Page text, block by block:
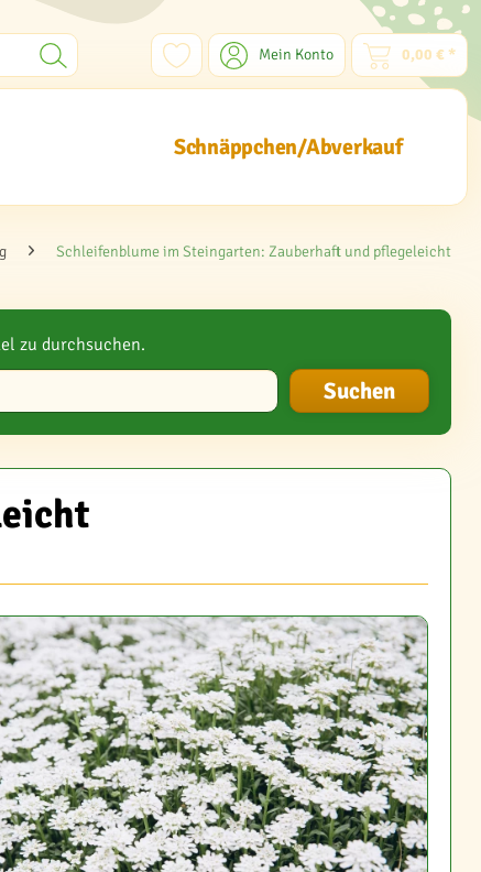
Mein Konto 0,00 € *
Schnäppchen/Abverkauf
Schleifenblume im Steingarten: Zauberhaft und pflegeleicht
zu durchsuchen.